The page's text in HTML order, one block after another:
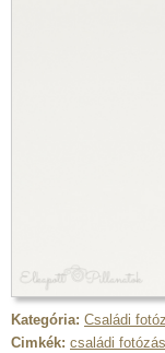
Kategória: Családi
Cimkék: családi